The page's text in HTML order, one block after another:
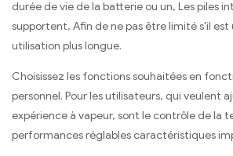
durée de vie de la batterie ou un, Les piles
supportent, Afin de ne pas être limité s'il est
utilisation plus longue.
Choisissez les fonctions souhaitées en
personnel. Pour les utilisateurs, qui veulent
expérience à vapeur, sont le contrôle de la
performances réglables caractéristiques